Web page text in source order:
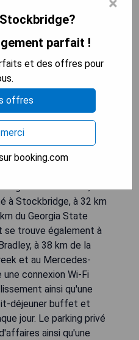
à Stockbridge, à 32 km
du Georgia State
se trouve également à
à 38 km de la
et au Mercedes-
connexion Wi-Fi
ainsi qu'une
déjeuner buffet et
jour. Le parking privé
ainsi qu'une
parfait !
et des offres pour
offres
booking.com